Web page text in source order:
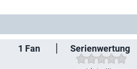
1 Fan Serienwertung